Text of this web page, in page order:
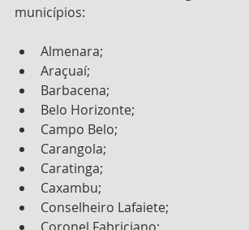
municípios:
Almenara;
Araçuaí;
Barbacena;
Belo Horizonte;
Campo Belo;
Carangola;
Caratinga;
Caxambu;
Conselheiro Lafaiete;
Coronel Fabriciano;